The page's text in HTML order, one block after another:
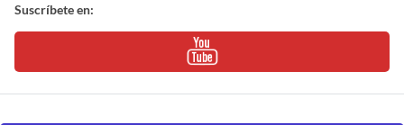
Suscríbete en: